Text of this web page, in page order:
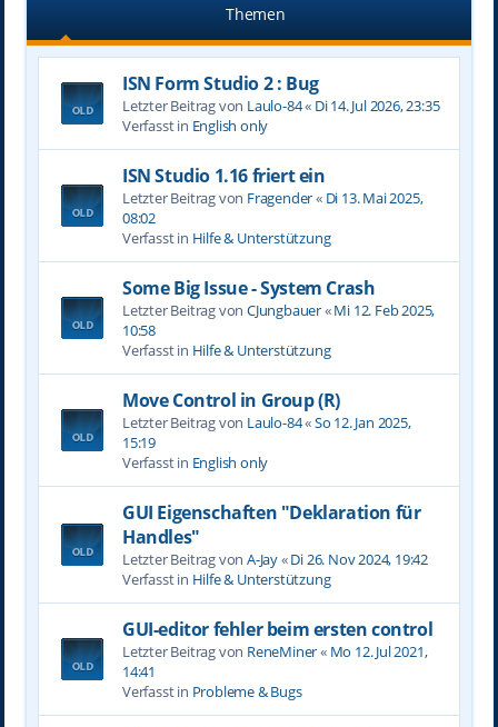
Themen
ISN Form Studio 2 : Bug
Letzter Beitrag von Laulo-84« Di 14. Jul 2026, 23:35
Verfasst in English only
ISN Studio 1.16 friert ein
Letzter Beitrag von Fragender« Di 13. Mai 2025,
08:02
Verfasst in Hilfe & Unterstützung
Some Big Issue - System Crash
Letzter Beitrag von CJungbauer«Mi 12. Feb 2025,
10:58
Verfasst in Hilfe & Unterstützung
Move Control in Group (R)
Letzter Beitrag von Laulo-84«So 12. Jan 2025,
15:19
Verfasst in English only
GUI Eigenschaften "Deklaration für
Handles"
Letzter Beitrag von A-Jay«Di 26. Nov 2024, 19:42
Verfasst in Hilfe & Unterstützung
GUI-editor fehler beim ersten control
Letzter Beitrag von ReneMiner« Mo 12. Jul 2021,
14:41
Verfasst in Probleme & Bugs